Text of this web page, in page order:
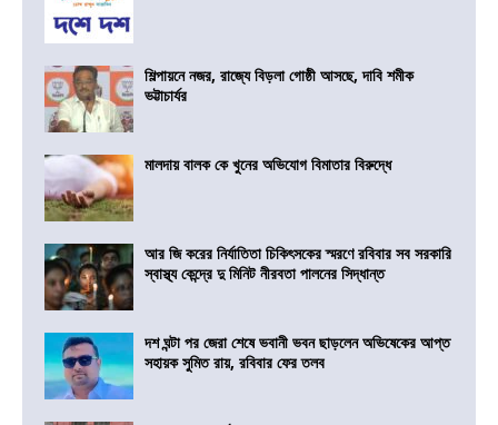
শিল্পায়নে নজর, রাজ্যে বিড়লা গোষ্ঠী আসছে, দাবি শমীক
ভট্টাচার্যর
মালদায় বালক কে খুনের অভিযোগ বিমাতার বিরুদ্ধে
আর জি করের নির্যাতিতা চিকিৎসকের স্মরণে রবিবার সব সরকারি
স্বাস্থ্য কেন্দ্রে দু মিনিট নীরবতা পালনের সিদ্ধান্ত
দশ ঘন্টা পর জেরা শেষে ভবানী ভবন ছাড়লেন অভিষেকের আপ্ত
সহায়ক সুমিত রায়, রবিবার ফের তলব